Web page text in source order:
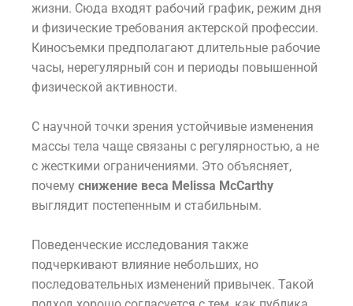
жизни. Сюда входят рабочий график, режим дня
и физические требования актерской профессии.
Киносъемки предполагают длительные рабочие
часы, нерегулярный сон и периоды повышенной
физической активности.
С научной точки зрения устойчивые изменения
массы тела чаще связаны с регулярностью, а не
с жесткими ограничениями. Это объясняет,
почему снижение веса Melissa McCarthy
выглядит постепенным и стабильным.
Поведенческие исследования также
подчеркивают влияние небольших, но
последовательных изменений привычек. Такой